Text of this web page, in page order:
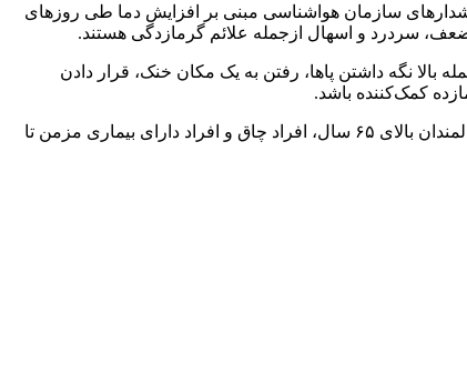
سازمان هواشناسی مبنی بر افزایش دما طی روز‌های
سردرد و اسهال ازجمله علائم گرمازدگی هستند.
نگه داشتن پا‌ها، رفتن به یک مکان خنک، قرار دادن
کمک‌کننده باشد.
خانم کوشکی در پایان تاکید کرد : برای پیشگیری از گرمازدگی، لازم است در ساعات اوج گرما(۱۱ الی ۱۵ ) خصوصاً کودکان کمتر از ۶ سال و سالمندان بالای ۶۵ سال، افراد چاق و افراد دارای بیماری مزمن تا